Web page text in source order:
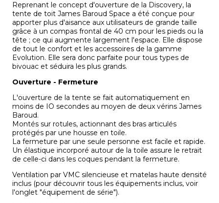
Reprenant le concept d'ouverture de la Discovery, la
tente de toit James Baroud Space a été conçue pour
apporter plus d'aisance aux utilisateurs de grande taille
grâce à un compas frontal de 40 cm pour les pieds ou la
tête ; ce qui augmente largement l'espace. Elle dispose
de tout le confort et les accessoires de la gamme
Evolution. Elle sera donc parfaite pour tous types de
bivouac et séduira les plus grands.
Ouverture - Fermeture
L'ouverture de la tente se fait automatiquement en
moins de IO secondes au moyen de deux vérins James
Baroud.
Montés sur rotules, actionnant des bras articulés
protégés par une housse en toile.
La fermeture par une seule personne est facile et rapide.
Un élastique incorporé autour de la toile assure le retrait
de celle-ci dans les coques pendant la fermeture.
Ventilation par VMC silencieuse et matelas haute densité
inclus (pour découvrir tous les équipements inclus, voir
l'onglet "équipement de série").